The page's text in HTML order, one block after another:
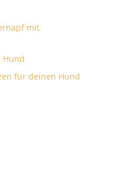
mit
Hund
für deinen Hund